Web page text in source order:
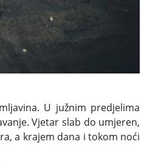
U južnim predjelima
Vjetar slab do umjeren,
a krajem dana i tokom noći